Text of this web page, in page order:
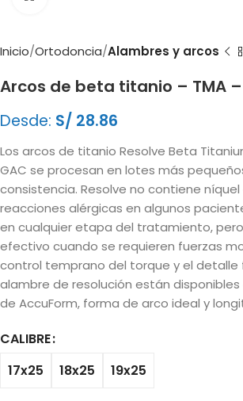
Inicio Ortodoncia Alambres y arcos
Arcos de beta titanio – TMA –
Desde: S/ 28.86
Los arcos de titanio Resolve Beta
GAC se procesan en lotes más
consistencia. Resolve no contiene
reacciones alérgicas en algunos
en cualquier etapa del tratamiento,
efectivo cuando se requieren fuerzas
control temprano del torque y el detalle
alambre de resolución están
de AccuForm, forma de arco ideal y
CALIBRE
17x25
18x25 19x25